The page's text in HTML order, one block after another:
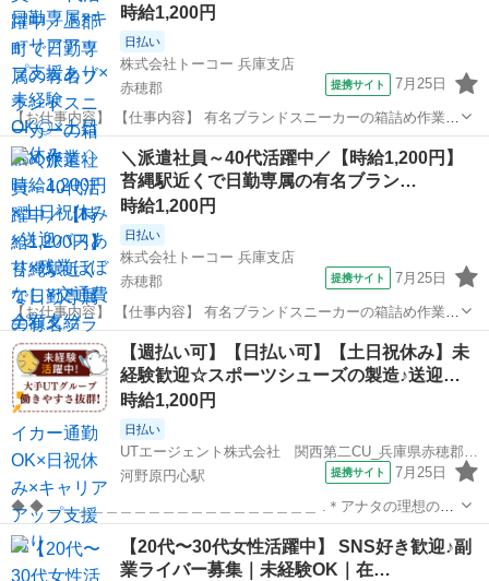
時給1,200円
日払い
株式会社トーコー 兵庫支店
赤穂郡
提携サイト 7月25日
【お仕事内容】 【仕事内容】 有名ブランドスニーカーの箱詰め作業を
お願いします! 具体的には… 1足ずつスニーカーを箱詰めして頂く な
どのお仕事になります。 カンタン軽作業&らくらく座り仕事ですよ♪
現在活躍されてい...
兵庫 赤穂郡 仕分け
＼派遣社員～40代活躍中／【時給1,200円】
苔縄駅近くで日勤専属の有名ブラン…
時給1,200円
日払い
株式会社トーコー 兵庫支店
赤穂郡
提携サイト 7月25日
【お仕事内容】 【仕事内容】 有名ブランドスニーカーの箱詰め作業を
お任せいたします! 具体的には… 1足ずつスニーカーを箱詰めして頂く
などのお仕事になります。 簡単軽作業&らくらく座り仕事ですよ♪ 現
在活躍されてい...
兵庫 赤穂郡 仕分け
【週払い可】【日払い可】【土日祝休み】未
経験歓迎☆スポーツシューズの製造♪送迎…
時給1,200円
日払い
UTエージェント株式会社 関西第二CU_兵庫県赤穂郡上郡町_加工･組付け
河野原円心駅
提携サイト 7月25日
◆ ◆ ＿＿＿＿＿＿＿＿＿＿＿＿＿＿＿＿＿＿＿ .＊アナタの理想の働
き方を実現します*。 ￣￣￣￣￣￣￣￣￣￣￣￣￣￣￣￣￣￣￣ ★大
手×安定収入★ プライム市場上場UTグループ！ 充実の福利厚生あり◎
働きやすさ抜群！！...
兵庫 河野原円心駅 工場
【20代〜30代女性活躍中】 SNS好き歓迎♪副
業ライバー募集｜未経験OK｜在…